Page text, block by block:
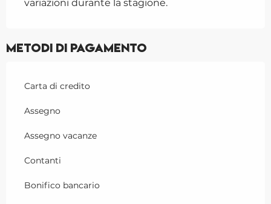
variazioni durante la stagione.
Metodi di pagamento
Carta di credito
Assegno
Assegno vacanze
Contanti
Bonifico bancario